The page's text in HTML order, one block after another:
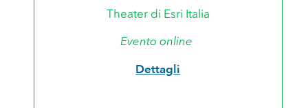
Theater di Esri Italia
Evento online
Dettagli